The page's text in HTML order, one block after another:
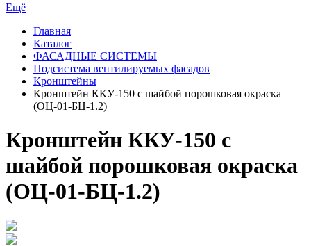
Ещё
Главная
Каталог
ФАСАДНЫЕ СИСТЕМЫ
Подсистема вентилируемых фасадов
Кронштейны
Кронштейн ККУ-150 с шайбой порошковая окраска
(ОЦ-01-БЦ-1.2)
Кронштейн ККУ-150 с
шайбой порошковая окраска
(ОЦ-01-БЦ-1.2)